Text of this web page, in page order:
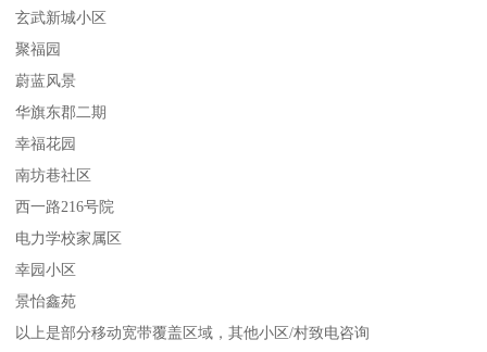
玄武新城小区
聚福园
蔚蓝风景
华旗东郡二期
幸福花园
南坊巷社区
西一路216号院
电力学校家属区
幸园小区
景怡鑫苑
以上是部分移动宽带覆盖区域，其他小区/村致电咨询